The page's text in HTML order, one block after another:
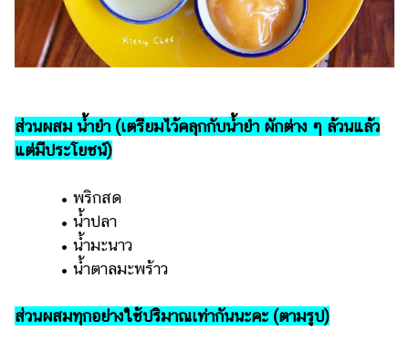
และ
เด็ก
สัตว์
Infographic
บริการ
แอปฯ
กระปุก
เรียน
ส่วนผสม น้ำยำ (เตรียมไว้คลุกกับน้ำยำ ผักต่าง ๆ ล้วนแล้ว
แต่มีประโยชน์)
• พริกสด
• น้ำปลา
• น้ำมะนาว
• น้ำตาลมะพร้าว
ส่วนผสมทุกอย่างใช้ปริมาณเท่ากันนะคะ (ตามรูป)